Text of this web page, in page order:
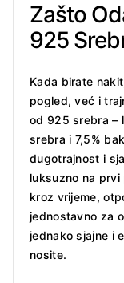
Zašto
925
Kada birate
pogled, već i
od 925 srebra –
srebra i 7,5%
dugotrajnost i
luksuzno na
kroz vrijeme,
jednostavno za
jednako sjajne i
nosite.